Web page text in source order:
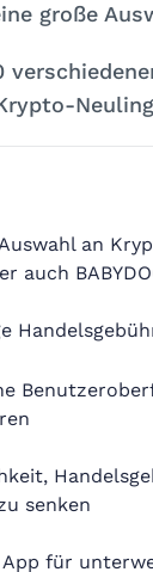
große
an
auch
senken
für